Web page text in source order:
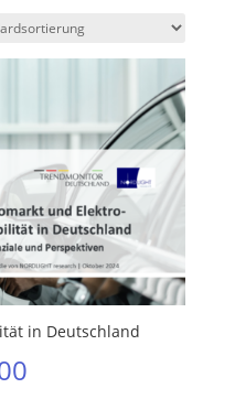
in Deutschland